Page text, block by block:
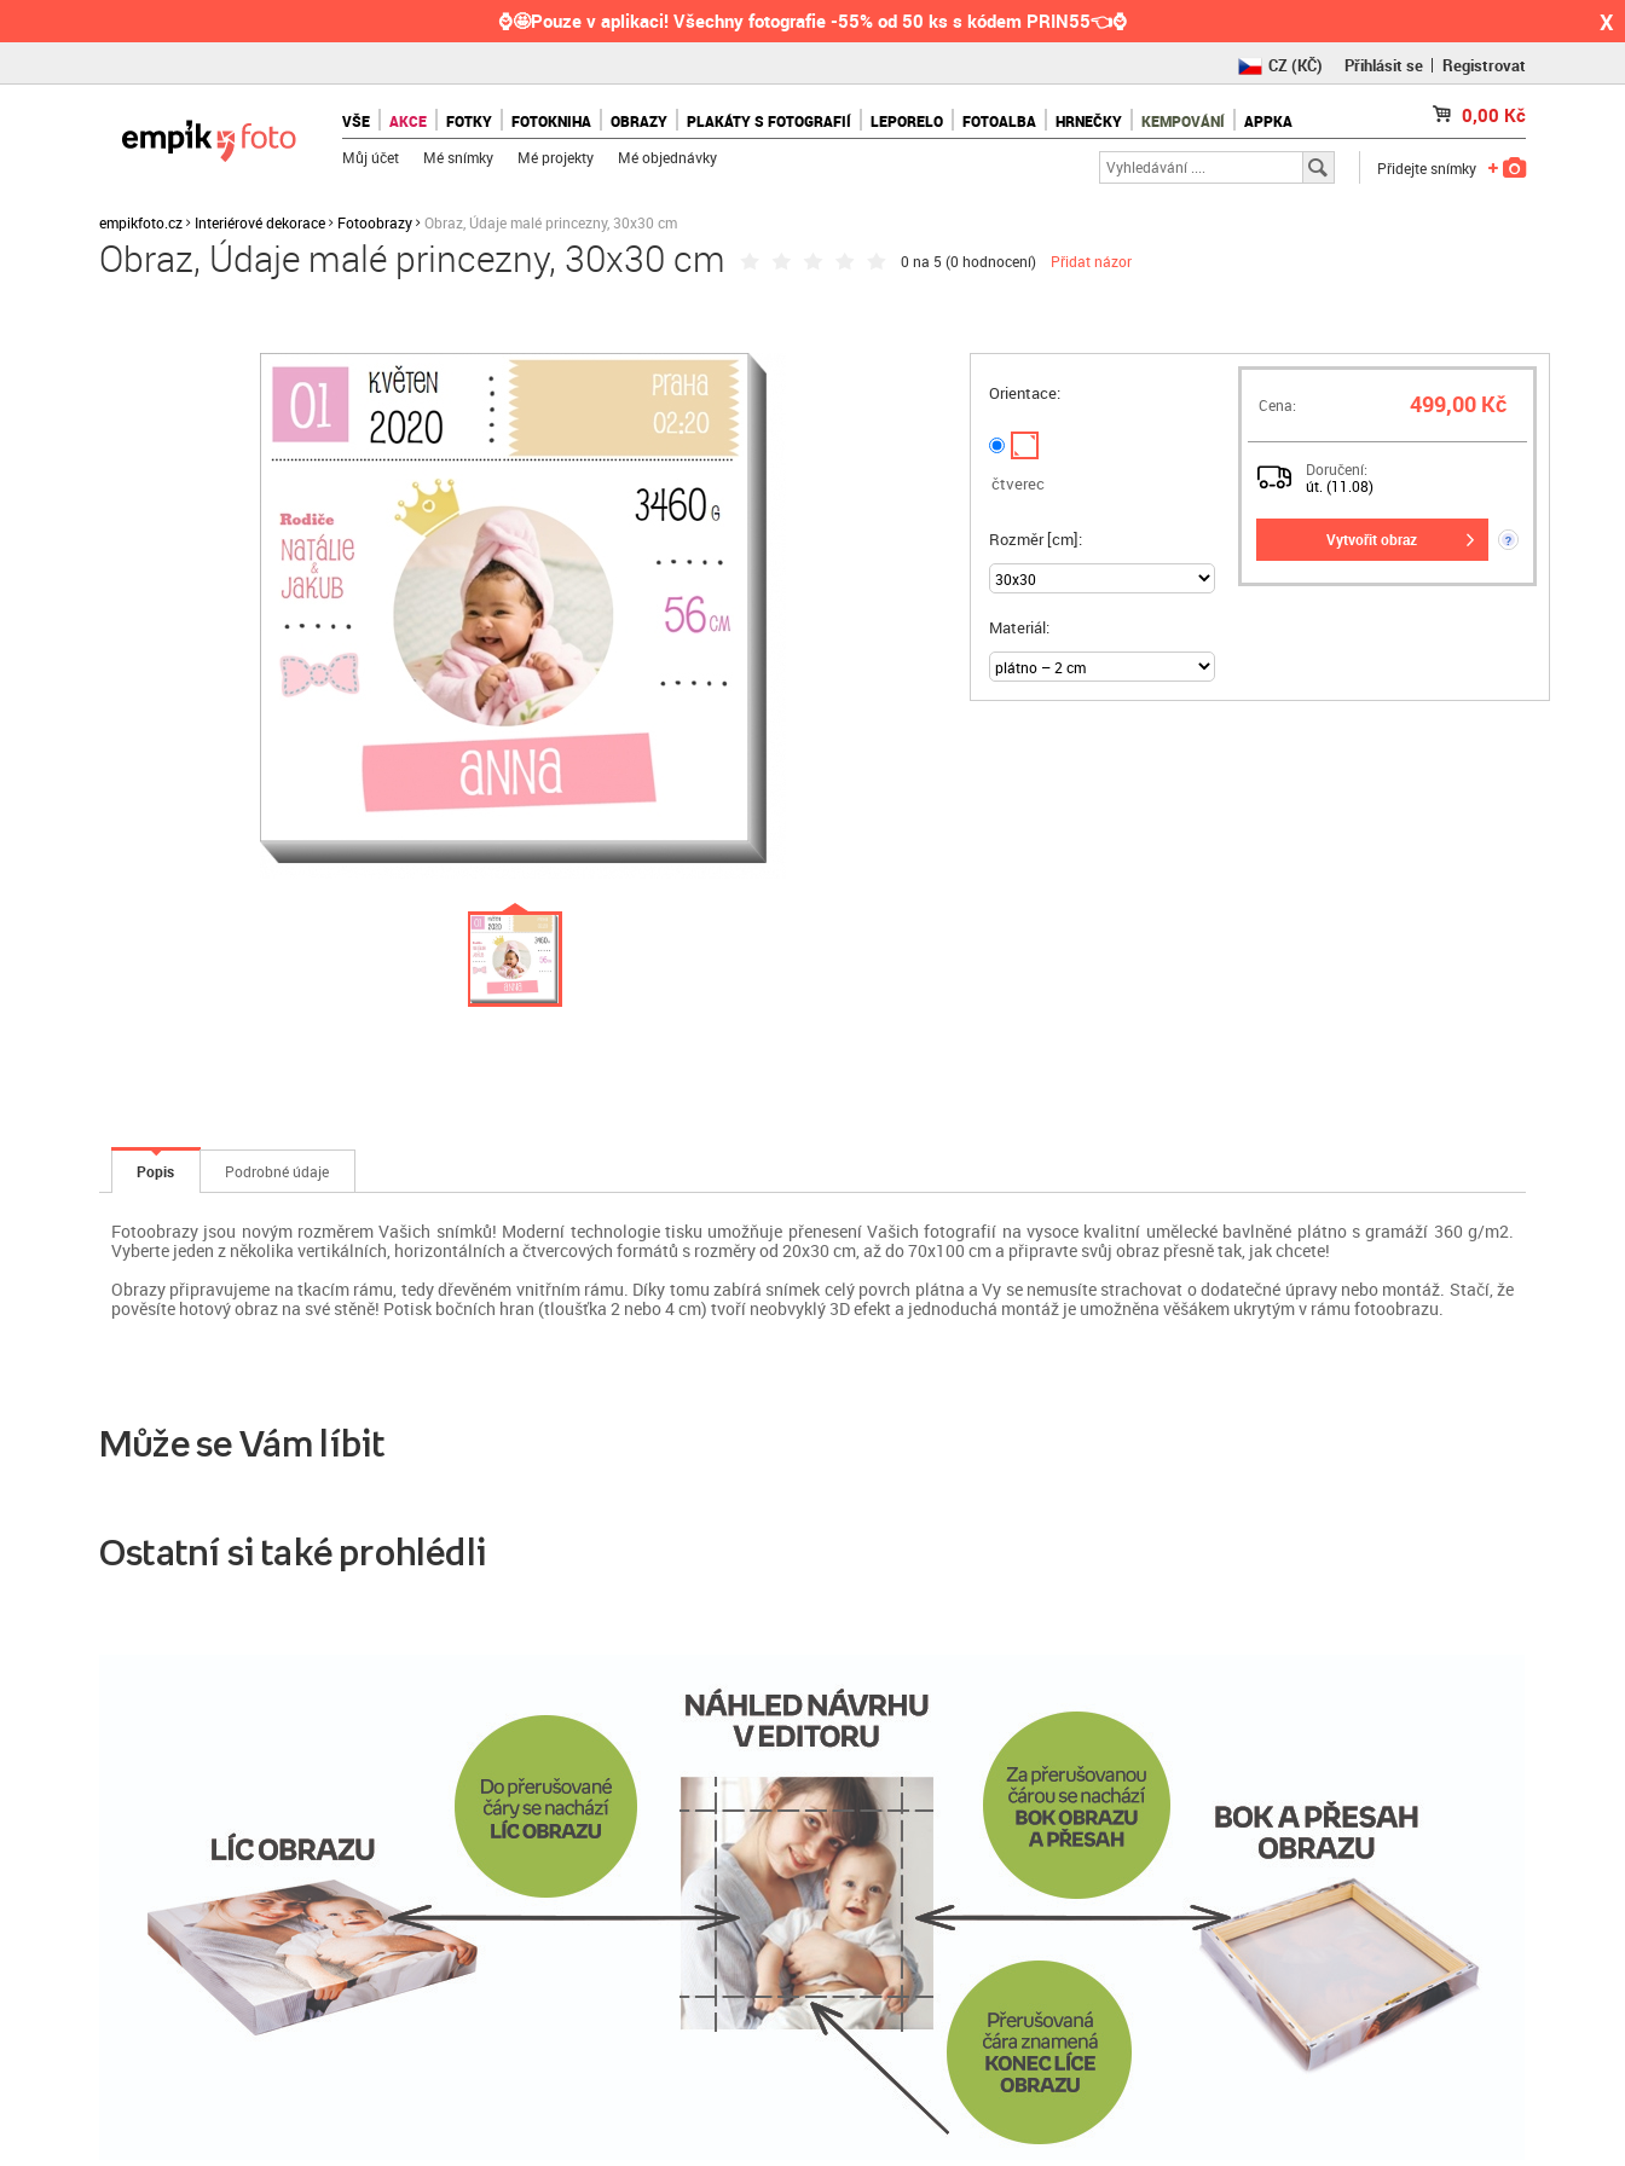
⌚🤩Pouze v aplikaci! Všechny fotografie -55% od 50 ks s kódem PRIN55👈⌚ X
CZ(KČ)
RO(RON)
Přihlásit se Registrovat
VŠE AKCE FOTKY FOTOKNIHA OBRAZY PLAKÁTY S FOTOGRAFIÍ LEPORELO FOTOALBA HRNEČKY KEMPOVÁNÍ APPKA 0,00 Kč
Můj účet Mé snímky Mé projekty Mé objednávky
Přidejte snímky
empikfoto.cz Interiérové dekorace Fotoobrazy Obraz, Údaje malé princezny, 30x30 cm
Obraz, Údaje malé princezny, 30x30 cm 0 na 5 (0 hodnocení) Přidat názor
Orientace:
čtverec
Rozměr [cm]:
Materiál:
Cena: 499,00 Kč
Doručení:
út. (11.08)
vytvořit obraz ?
Popis Podrobné údaje
Fotoobrazy jsou novým rozměrem Vašich snímků! Moderní technologie tisku umožňuje přenesení Vašich fotografií na vysoce kvalitní umělecké bavlněné plátno s gramáží 360 g/m2.
Vyberte jeden z několika vertikálních, horizontálních a čtvercových formátů s rozměry od 20x30 cm, až do 70x100 cm a připravte svůj obraz přesně tak, jak chcete!
Obrazy připravujeme na tkacím rámu, tedy dřevěném vnitřním rámu. Díky tomu zabírá snímek celý povrch plátna a Vy se nemusíte strachovat o dodatečné úpravy nebo montáž. Stačí, že
pověsíte hotový obraz na své stěně! Potisk bočních hran (tloušťka 2 nebo 4 cm) tvoří neobvyklý 3D efekt a jednoduchá montáž je umožněna věšákem ukrytým v rámu fotoobrazu.
Může se Vám líbit
Ostatní si také prohlédli